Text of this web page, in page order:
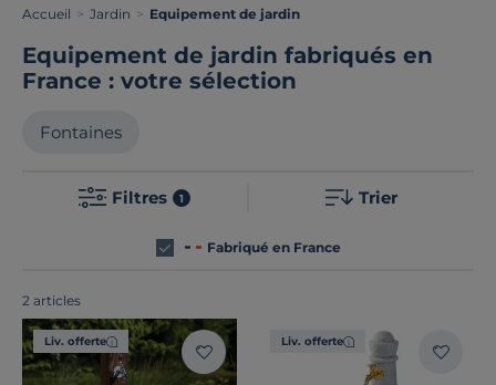
Accueil > Jardin > Equipement de jardin
Equipement de jardin fabriqués en
France : votre sélection
Fontaines
Filtres 1 Trier
Fabriqué en France
2 articles
Liv. offerte Liv. offerte